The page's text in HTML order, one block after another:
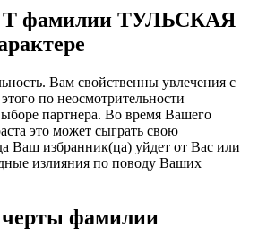
Т фамилии ТУЛЬСКАЯ
Вам свойственны увлечения с
по неосмотрительности
партнера. Во время Вашего
это может сыграть свою
Ваш избранник(ца) уйдет от Вас или
излияния по поводу Ваших
фамилии